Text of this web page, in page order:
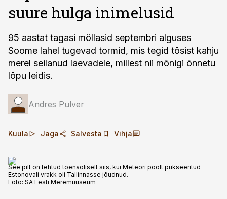
suure hulga inimelusid
95 aastat tagasi möllasid septembri alguses
Soome lahel tugevad tormid, mis tegid tõsist kahju
merel seilanud laevadele, millest nii mõnigi õnnetu
lõpu leidis.
Andres Pulver
Kuula Jaga Salvesta Vihja
See pilt on tehtud tõenäoliselt siis, kui Meteori poolt pukseeritud
Estonovali vrakk oli Tallinnasse jõudnud.
Foto: SA Eesti Meremuuseum